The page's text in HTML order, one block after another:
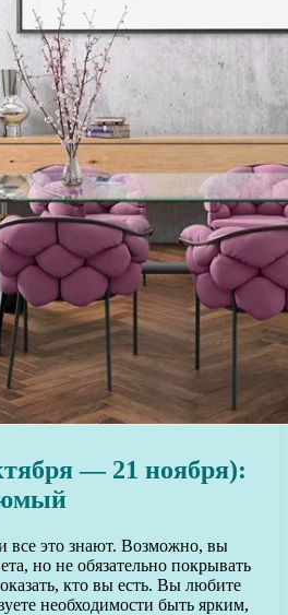
— 21 ноября):
все это знают. Возможно, вы
но не обязательно покрывать
кто вы есть. Вы любите
необходимости быть ярким,